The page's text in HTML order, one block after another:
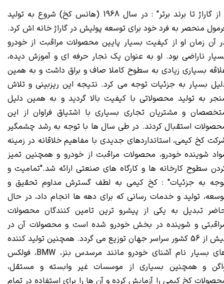
" از گاراژ تا برند برتر" : در سال 1968 (هانس کخ) شروع به تولید
منحصر به فرد خود برای توسعه پولیش در گاراژ خانه اش کرد.
آن زمان او از کیفیت بسیار پایین محصولات مراقبت از خودرو
ناراضی بود. او به عنوان یک نجار حرفه ای و آموزش دیده،
بسیاری زیادی به سطوح کاملا صاف و براق داشت و به همین
بسیار به جزئیات توجه می کرد. نتیجه این ریزبینی و تلاش
به تولید محصولاتی با کیفیت بالا گردید و به همین دلیل
و مشتریان تجاری بسیاری با اشتیاق فراوان از این
استقبال کردند. در طی سال ها با توجه به رشد چشمگیر
کخ کیمی، استانداردهای جدیدی با مفاهیم خلاقانه در زمینه
شوینده خودرو، محصولات مراقبت از خودرو و همچنین تمیز
سطوح کارخانه ها و کارگاه های صنعتی ارائه شد."تمامیت و
به جزئیات" : کخ کیمی به لطف گسترش مداوم تحقیق و
تولید و خدمات رسانی که برای دهه ها انجام داد، در حال
تبدیل به یکی از پیشرو ترین تامین کنندگان محصولات
و شوینده در بخش خودرو شده است و محصولات آن در
بیش از 56 کشور سراسر جهان توزیع می گردد. همچنین تولید کننده
های بسیار نام آشنای خودرو مانند مرسدس بنز، BMW، فولکس
و همچنین بسیاری از موسسات غیر وابسته و مستقل،
کخ کیمی را آزمایش کرده و آن ها را برای استفاده در تمام